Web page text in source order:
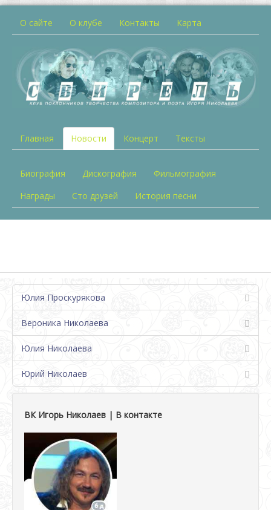
О сайте О клубе Контакты Карта
Главная Новости Концерт Тексты
Биография Дискография
Фильмография
Награды
Сто друзей История песни
Юлия Проскурякова
Вероника Николаева
Юлия Николаева
Юрий Николаев
ВК Игорь Николаев | В контакте